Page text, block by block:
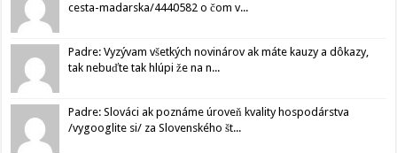
cesta-madarska/4440582 o čom v...
Padre: Vyzývam všetkých novinárov ak máte kauzy a dôkazy,
tak nebuďte tak hlúpi že na n...
Padre: Slováci ak poznáme úroveň kvality hospodárstva
/vygooglite si/ za Slovenského št...